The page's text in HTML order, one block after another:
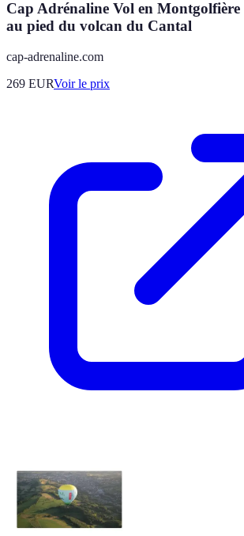
Cap Adrénaline Vol en
au pied du volcan du Cantal
cap-adrenaline.com
269 EURVoir le prix